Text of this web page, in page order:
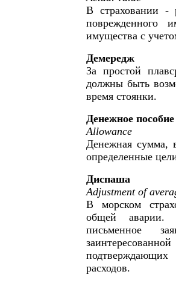
В страховании -
поврежденного
имущества с
Демередж
За простой
должны быть
время стоянки.
Денежное пособие
Allowance
Денежная сумма,
определенные
Диспаша
Adjustment of
В морском
общей аварии.
письменное
расходов.